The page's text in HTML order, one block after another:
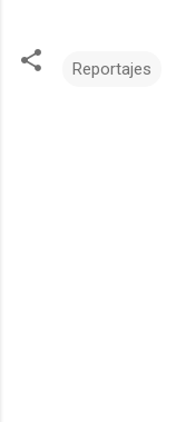
Reportajes